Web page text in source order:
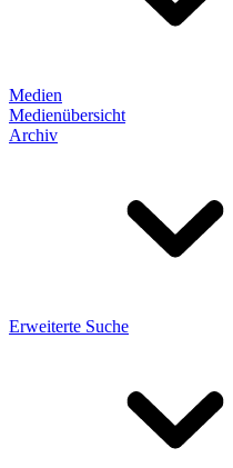
Medien
Medienübersicht
Archiv
Erweiterte Suche